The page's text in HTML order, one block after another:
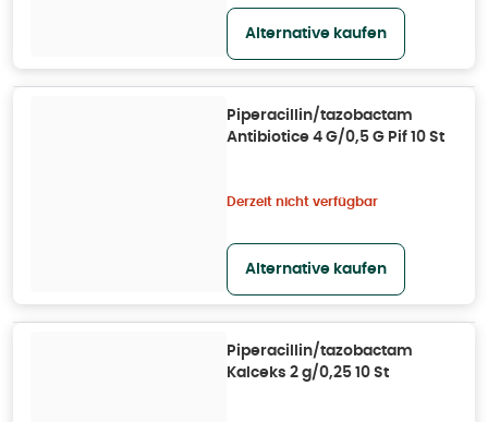
Alternative kaufen
Piperacillin/tazobactam
Antibiotice 4 G/0,5 G Pif 10 St
Derzeit nicht verfügbar
Alternative kaufen
Piperacillin/tazobactam
Kalceks 2 g/0,25 10 St